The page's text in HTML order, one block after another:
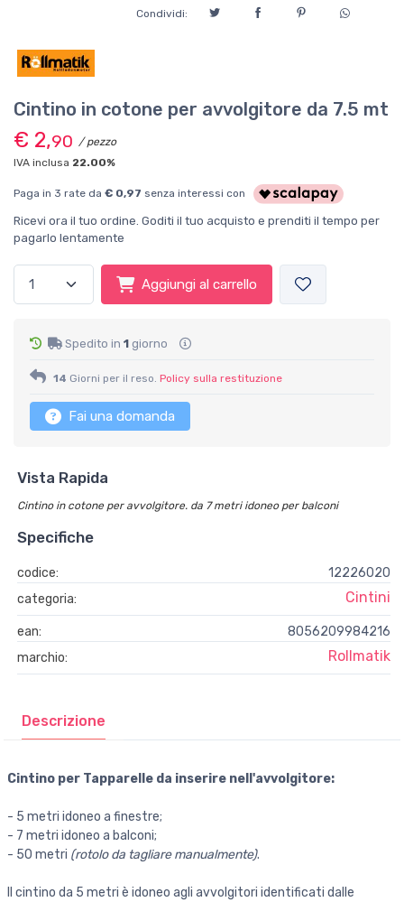
Condividi:
Cintino in cotone per avvolgitore da 7.5 mt
€ 2,90 / pezzo
IVA inclusa 22.00%
Paga in 3 rate da € 0,97 senza interessi con
Ricevi ora il tuo ordine. Goditi il tuo acquisto e prenditi il tempo per
pagarlo lentamente
Aggiungi al carrello
Spedito in 1 giorno
14 Giorni per il reso. Policy sulla restituzione
Fai una domanda
Vista Rapida
Cintino in cotone per avvolgitore. da 7 metri idoneo per balconi
Specifiche
codice:
12226020
categoria:
Cintini
ean:
8056209984216
marchio:
Rollmatik
Descrizione
Cintino per Tapparelle da inserire nell'avvolgitore:
- 5 metri idoneo a finestre;
- 7 metri idoneo a balconi;
- 50 metri (rotolo da tagliare manualmente).
Il cintino da 5 metri è idoneo agli avvolgitori identificati dalle